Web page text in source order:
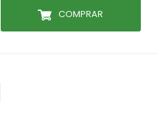
COMPRAR